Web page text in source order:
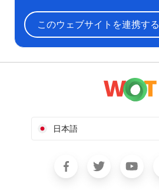
このウェブサイトを連携する
日本語